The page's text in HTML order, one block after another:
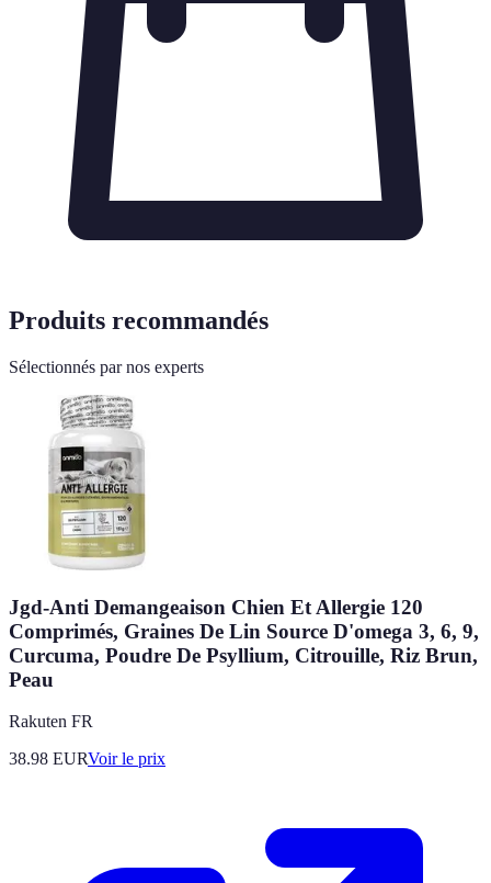
Produits recommandés
Sélectionnés par nos experts
Jgd-Anti Demangeaison Chien Et Allergie 120
Comprimés, Graines De Lin Source D'omega 3, 6, 9,
Curcuma, Poudre De Psyllium, Citrouille, Riz Brun,
Peau
Rakuten FR
38.98 EURVoir le prix